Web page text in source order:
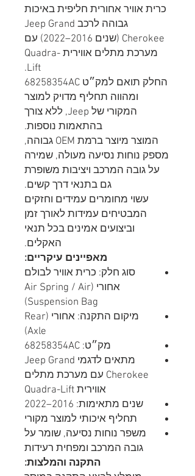
כרית אוויר אחורית חליפית באיכות
גבוהה לרכב Jeep Grand
Cherokee (שנים 2016–2022) עם
מערכת מתלים אווירית Quadra-
Lift.
החלק תואם למק״ט 68258354AC
ומהווה תחליף מדויק למוצר
המקורי של Jeep, ללא צורך
בהתאמות נוספות.
המוצר מיוצר ברמת OEM גבוהה,
מספק נוחות נסיעה מעולה, שמירה
על גובה המרכב ויציבות משופרת
גם בתנאי דרך קשים.
עשוי מחומרים עמידים וחזקים
המבטיחים עמידות לאורך זמן
וביצועים אמינים בכל תנאי
האקלים.
מאפיינים עיקריים:
סוג חלק: כרית אוויר לבולם
אחורי (Air Spring / Air
Suspension Bag)
מיקום התקנה: אחורי (Rear
Axle)
מק״ט: 68258354AC
מתאים לדגמי Jeep Grand
Cherokee עם מערכת מתלים
אווירית Quadra-Lift
שנים מתאימות: 2016–2022
תחליף איכותי למוצר מקורי
משפר נוחות נסיעה, שומר על
גובה המרכב ומפחית רעידות
התקנה והמלצות: